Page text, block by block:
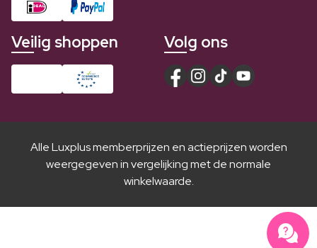
Veilig shoppen Volg ons
Alle Luxplus memberprijzen en actieprijzen worden
weergegeven in vergelijking met de normale
winkelwaarde.